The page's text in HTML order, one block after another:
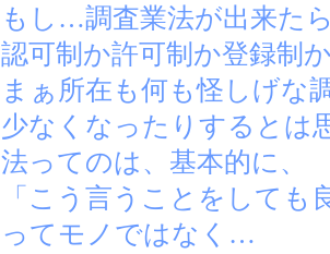
もし…調査業法が出来た
認可制か許可制か登録制
まぁ所在も何も怪しげな
少なくなったりするとは
法ってのは、基本的に、
「こう言うことをしても
ってモノではなく…